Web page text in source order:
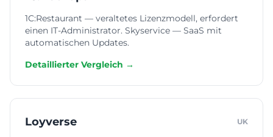
1C:Restaurant — veraltetes Lizenzmodell, erfordert
einen IT-Administrator. Skyservice — SaaS mit
automatischen Updates.
Detaillierter Vergleich →
Loyverse UK